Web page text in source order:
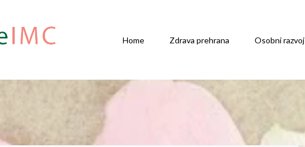
Home Zdrava prehrana Osobni razvoj